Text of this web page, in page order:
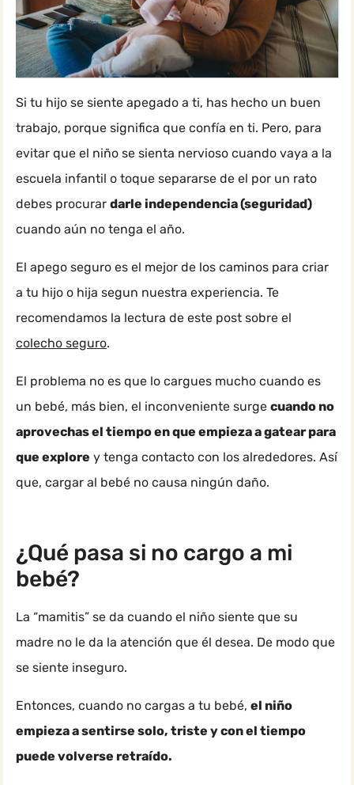
Si tu hijo se siente apegado a ti, has hecho un buen
trabajo, porque significa que confía en ti. Pero, para
evitar que el niño se sienta nervioso cuando vaya a la
escuela infantil o toque separarse de el por un rato
debes procurar darle independencia (seguridad)
cuando aún no tenga el año.
El apego seguro es el mejor de los caminos para criar
a tu hijo o hija segun nuestra experiencia. Te
recomendamos la lectura de este post sobre el
colecho seguro.
El problema no es que lo cargues mucho cuando es
un bebé, más bien, el inconveniente surge cuando no
aprovechas el tiempo en que empieza a gatear para
que explore y tenga contacto con los alrededores. Así
que, cargar al bebé no causa ningún daño.
¿Qué pasa si no cargo a mi
bebé?
La “mamitis” se da cuando el niño siente que su
madre no le da la atención que él desea. De modo que
se siente inseguro.
Entonces, cuando no cargas a tu bebé, el niño
empieza a sentirse solo, triste y con el tiempo
puede volverse retraído.